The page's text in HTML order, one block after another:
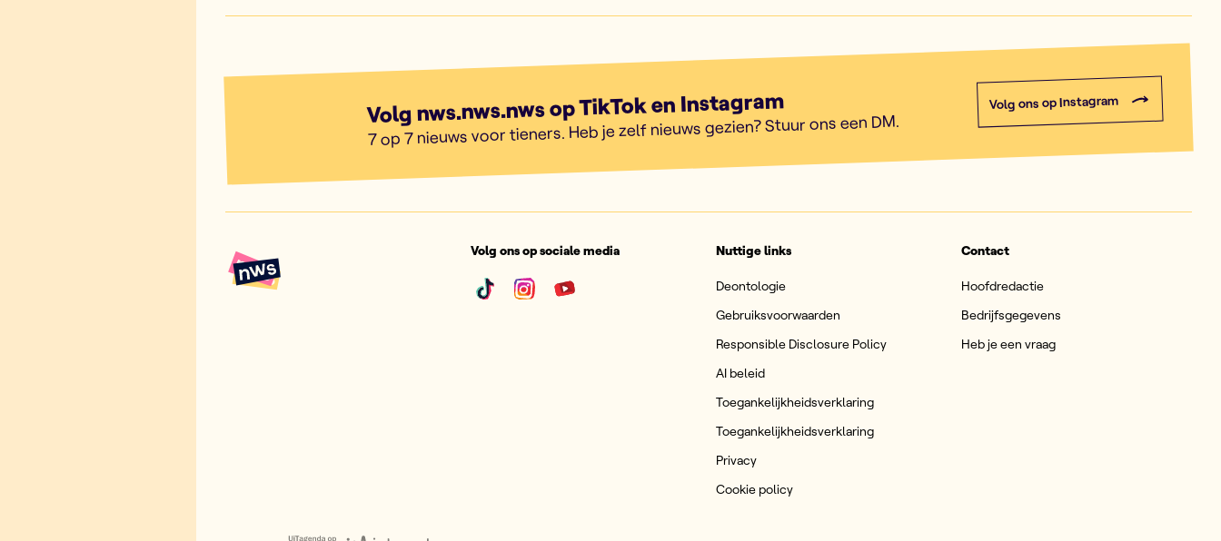
Volg nws.nws.nws op TikTok en Instagram
7 op 7 nieuws voor tieners. Heb je zelf nieuws gezien? Stuur ons een DM.
Volg ons op Instagram
Volg ons op sociale media Nuttige links
Deontologie
Gebruiksvoorwaarden
Responsible Disclosure Policy
AI beleid
Toegankelijkheidsverklaring
Toegankelijkheidsverklaring
Privacy
Cookie policy
Contact
Hoofdredactie
Bedrijfsgegevens
Heb je een vraag